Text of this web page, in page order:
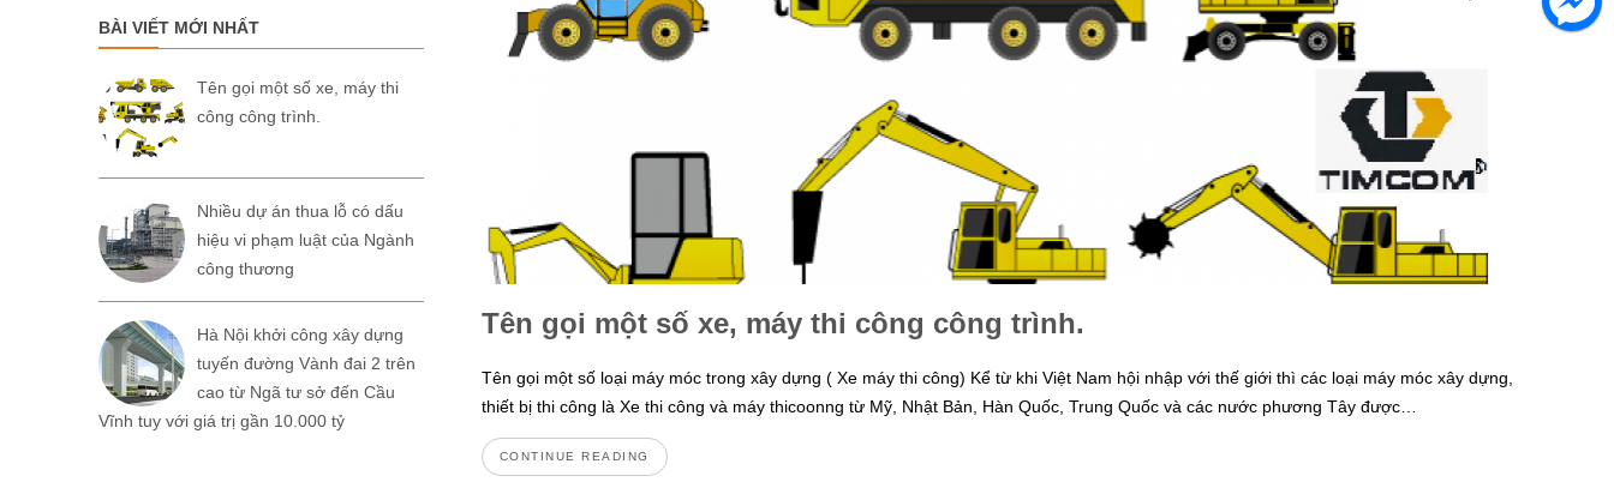
Tên gọi một số xe, máy thi công công trình.
Tên gọi một số loại máy móc trong xây dựng ( Xe máy thi công) Kể từ khi Việt Nam hội nhập với thế giới thì các loại máy móc xây dựng,
thiết bị thi công là Xe thi công và máy thicoonng từ Mỹ, Nhật Bản, Hàn Quốc, Trung Quốc và các nước phương Tây được…
CONTINUE READING
BÀI VIẾT MỚI NHẤT
Tên gọi một số xe, máy thi
công công trình.
Nhiều dự án thua lỗ có dấu
hiệu vi phạm luật của Ngành
công thương
Hà Nội khởi công xây dựng
tuyến đường Vành đai 2 trên
cao từ Ngã tư sở đến Cầu
Vĩnh tuy với giá trị gần 10.000 tỷ